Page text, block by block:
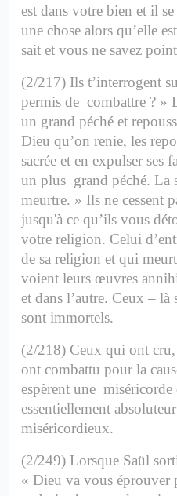
est dans votre bien et il
une chose alors qu’elle
sait et vous ne savez
(2/217) Ils t’interrogent
permis de combattre ? »
un grand péché et
Dieu qu’on renie, les
sacrée et en expulser ses
un plus grand péché. La
meurtre. » Ils ne cessent
jusqu'à ce qu’ils vous
votre religion. Celui
de sa religion et qui
voient leurs œuvres
et dans l’autre. Ceux –
sont immortels.
(2/218) Ceux qui ont
ont combattu pour la
espèrent une
essentiellement
miséricordieux.
(2/249) Lorsque Saül
« Dieu va vous éprouver